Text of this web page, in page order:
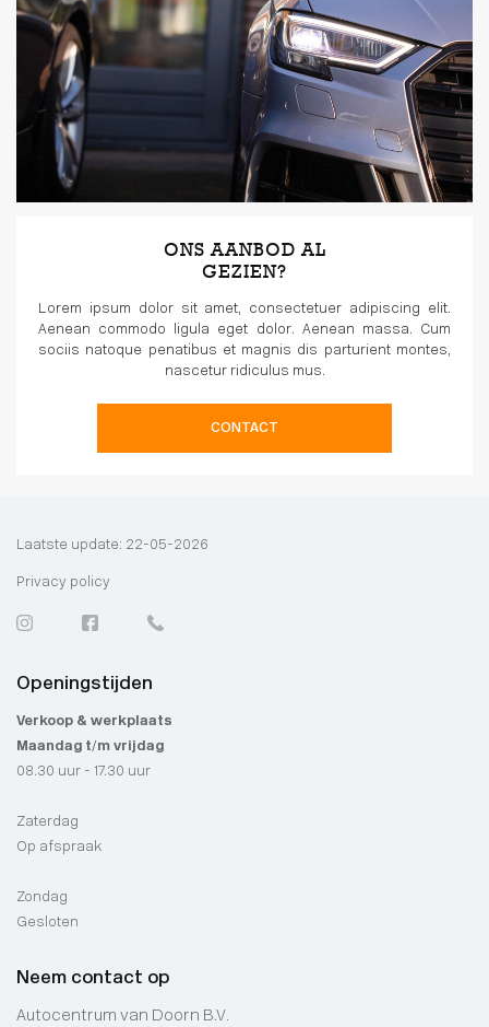
ONS AANBOD AL
GEZIEN?
Lorem ipsum dolor sit amet, consectetuer adipiscing elit.
Aenean commodo ligula eget dolor. Aenean massa. Cum
sociis natoque penatibus et magnis dis parturient montes,
nascetur ridiculus mus.
CONTACT
Laatste update: 22-05-2026
Privacy policy
Openingstijden
Verkoop & werkplaats
Maandag t/m vrijdag
08.30 uur - 17.30 uur
Zaterdag
Op afspraak
Zondag
Gesloten
Neem contact op
Autocentrum van Doorn B.V.